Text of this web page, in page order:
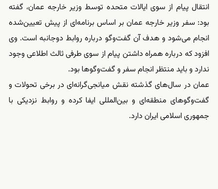
انتقال پیام از سوی ایالات متحده توسط وزیر خارجه عمان، گفته
بود: سفر وزیر خارجه عمان بر اساس برنامه‌ای از پیش تعیین‌شده
انجام می‌شود و هدف آن گفت‌وگو درباره روابط دوجانبه است. وی
افزود که درباره همراه داشتن پیام از سوی طرفی ثالث اطلاعی وجود
ندارد و باید منتظر انجام سفر و گفت‌وگوها بود.
عمان در سال‌های گذشته نقش میانجی‌گرانه‌ای در برخی تحولات و
گفت‌وگوهای منطقه‌ای و بین‌المللی ایفا کرده و روابط نزدیکی با
جمهوری اسلامی ایران دارد.